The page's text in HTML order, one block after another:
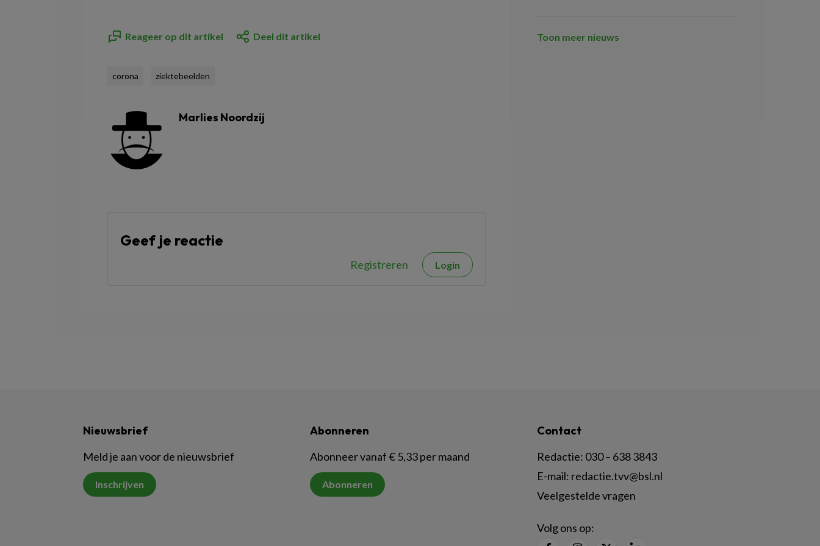
Reageer op dit artikel Deel dit artikel
corona ziektebeelden
Marlies Noordzij
Geef je reactie
Registreren Login
Toon meer nieuws
Nieuwsbrief
Meld je aan voor de nieuwsbrief
Inschrijven
Abonneren
Abonneer vanaf € 5,33 per maand
Abonneren
Contact
Redactie: 030 – 638 3843
E-mail: redactie.tvv@bsl.nl
Veelgestelde vragen
Volg ons op: